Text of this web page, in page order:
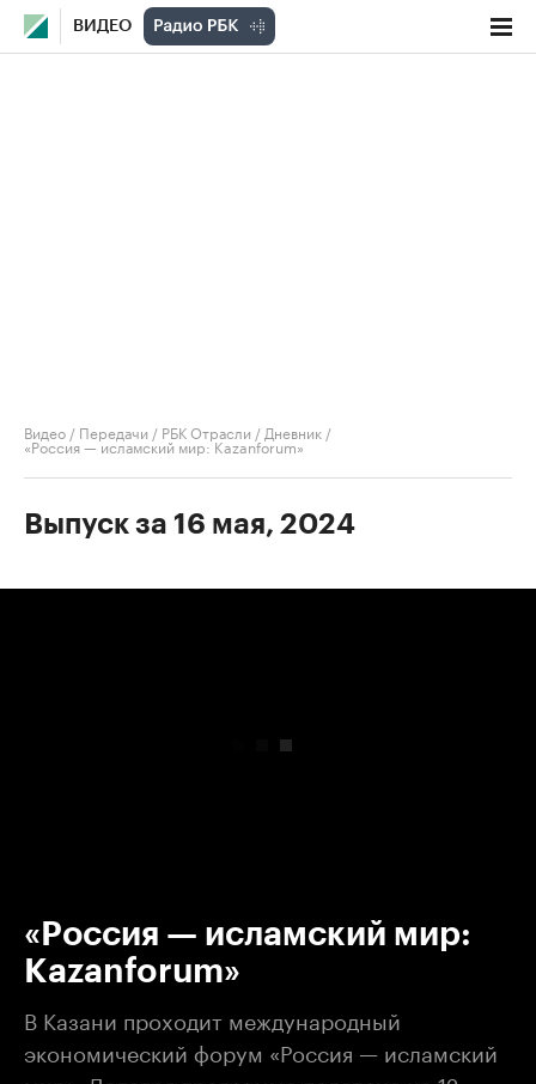
ВИДЕО
Видео / Передачи / РБК Отрасли / Дневник /
«Россия — исламский мир: Kazanforum»
Выпуск за 16 мая, 2024
«Россия — исламский мир:
Kazanforum»
В Казани проходит международный
экономический форум «Россия — исламский